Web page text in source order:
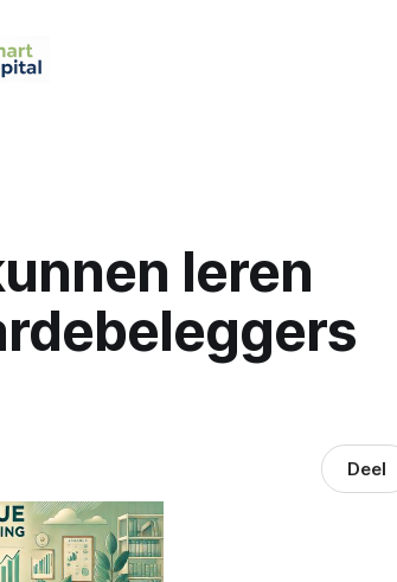
leren
Deel